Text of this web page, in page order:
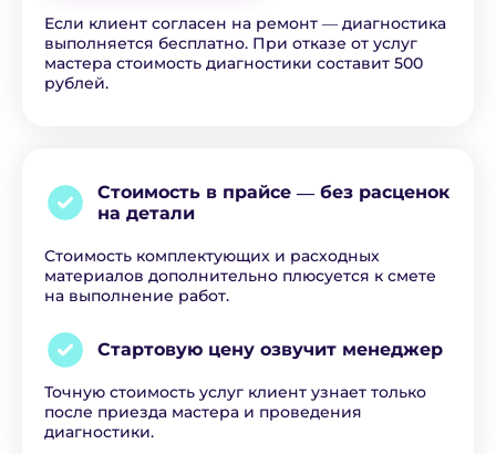
Если клиент согласен на ремонт ― диагностика
выполняется бесплатно. При отказе от услуг
мастера стоимость диагностики составит 500
рублей.
Стоимость в прайсе ― без расценок
на детали
Стоимость комплектующих и расходных
материалов дополнительно плюсуется к смете
на выполнение работ.
Стартовую цену озвучит менеджер
Точную стоимость услуг клиент узнает только
после приезда мастера и проведения
диагностики.